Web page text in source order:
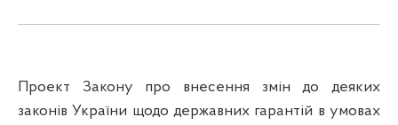
Проект Закону про внесення змін до деяких
законів України щодо державних гарантій в умовах